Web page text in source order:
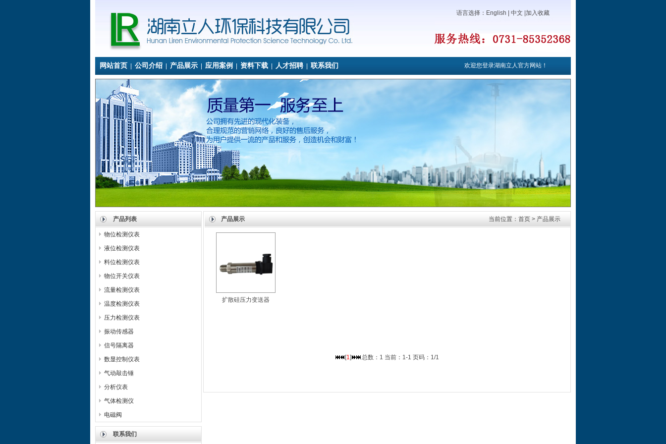
语言选择： English 中文 加入收藏
网站首页 公司介绍 产品展示 应用案例 资料下载 人才招聘 联系我们 欢迎您登录湖南立人官方网站！
产品列表
物位检测仪表
液位检测仪表
料位检测仪表
物位开关仪表
流量检测仪表
温度检测仪表
压力检测仪表
振动传感器
信号隔离器
数显控制仪表
气动敲击锤
分析仪表
气体检测仪
电磁阀
联系我们
产品展示 当前位置：首页 > 产品展示
扩散硅压力变送器
[1] 总数：1 当前：1-1 页码：1/1